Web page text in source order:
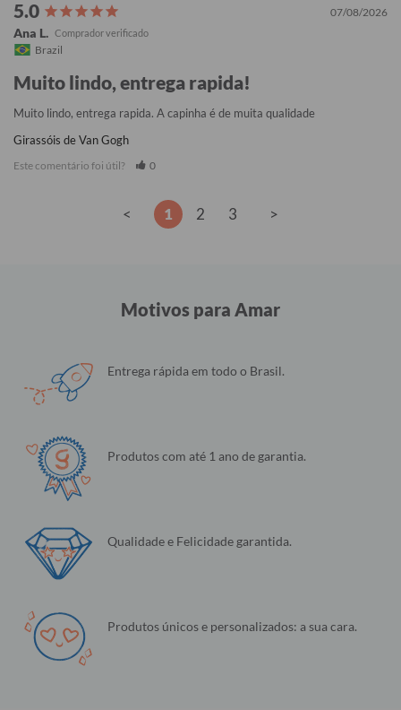
07/08/2026
Ana L.
Brazil
Muito lindo, entrega rapida!
Muito lindo, entrega rapida. A capinha é de muita qualidade
Girassóis de Van Gogh
Este comentário foi útil? 0
< 1 2 3 >
Motivos para Amar
Entrega rápida em todo o Brasil.
Produtos com até 1 ano de garantia.
Qualidade e Felicidade garantida.
Produtos únicos e personalizados: a sua cara.